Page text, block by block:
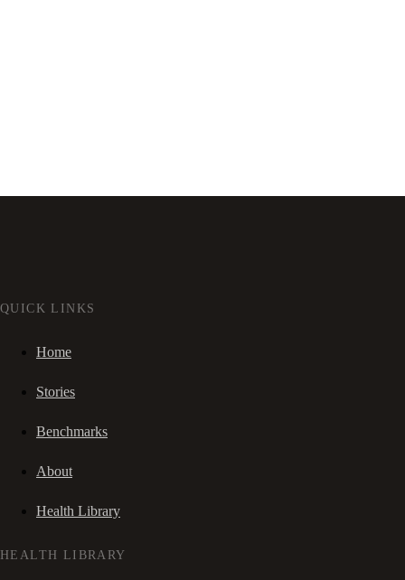
QUICK LINKS
Home
Stories
Benchmarks
About
Health Library
HEALTH LIBRARY